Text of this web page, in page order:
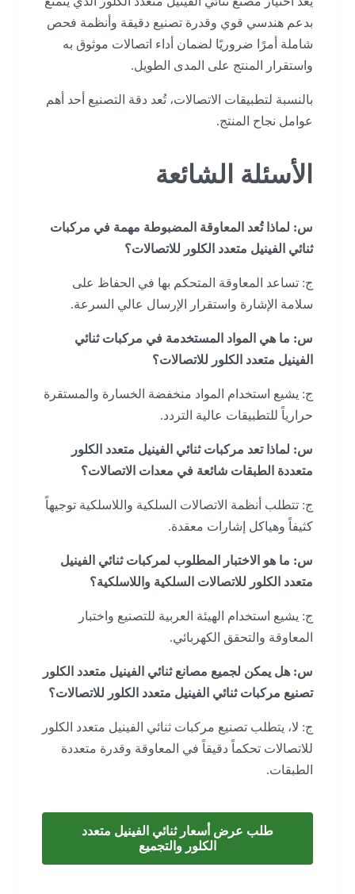
بدعم هندسي قوي وقدرة تصنيع دقيقة وأنظمة فحص
شاملة أمرًا ضروريًا لضمان أداء اتصالات موثوق به
واستقرار المنتج على المدى الطويل.
بالنسبة لتطبيقات الاتصالات، تُعد دقة التصنيع أحد أهم
عوامل نجاح المنتج.
الأسئلة الشائعة
س: لماذا تُعد المعاوقة المضبوطة مهمة في مركبات
ثنائي الفينيل متعدد الكلور للاتصالات؟
ج: تساعد المعاوقة المتحكم بها في الحفاظ على
سلامة الإشارة واستقرار الإرسال عالي السرعة.
س: ما هي المواد المستخدمة في مركبات ثنائي
الفينيل متعدد الكلور للاتصالات؟
ج: يشيع استخدام المواد منخفضة الخسارة والمستقرة
حرارياً للتطبيقات عالية التردد.
س: لماذا تعد مركبات ثنائي الفينيل متعدد الكلور
متعددة الطبقات شائعة في معدات الاتصالات؟
ج: تتطلب أنظمة الاتصالات السلكية واللاسلكية توجيهاً
كثيفاً وهياكل إشارات معقدة.
س: ما هو الاختبار المطلوب لمركبات ثنائي الفينيل
متعدد الكلور للاتصالات السلكية واللاسلكية؟
ج: يشيع استخدام الهيئة العربية للتصنيع واختبار
المعاوقة والتحقق الكهربائي.
س: هل يمكن لجميع مصانع ثنائي الفينيل متعدد الكلور
تصنيع مركبات ثنائي الفينيل متعدد الكلور للاتصالات؟
ج: لا، يتطلب تصنيع مركبات ثنائي الفينيل متعدد الكلور
للاتصالات تحكماً دقيقاً في المعاوقة وقدرة متعددة
الطبقات.
طلب عرض أسعار ثنائي الفينيل متعدد
الكلور والتجميع